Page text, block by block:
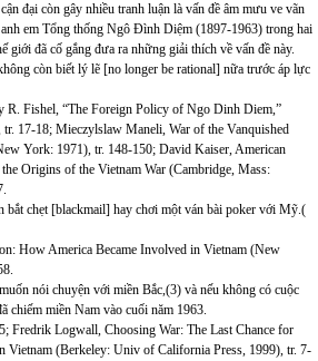
đại còn gây nhiều tranh luận là vấn đề âm mưu ve vãn
em Tổng thống Ngô Đình Diệm (1897-1963) trong hai
giới đã cố gắng đưa ra những giải thích về vấn đề này.
còn biết lý lẽ [no longer be rational] nữa trước áp lực
R. Fishel, “The Foreign Policy of Ngo Dinh Diem,”
17-18; Mieczylslaw Maneli, War of the Vanquished
York: 1971), tr. 148-150; David Kaiser, American
Origins of the Vietnam War (Cambridge, Mass:
bắt chẹt [blackmail] hay chơi một ván bài poker với Mỹ.(
How America Became Involved in Vietnam (New
nói chuyện với miền Bắc,(3) và nếu không có cuộc
chiếm miền Nam vào cuối năm 1963.
Fredrik Logwall, Choosing War: The Last Chance for
Vietnam (Berkeley: Univ of California Press, 1999), tr. 7-